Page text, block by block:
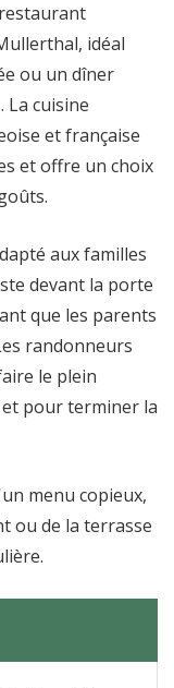
idéal
ou un dîner
La cuisine
et française
et offre un choix
aux familles
devant la porte
que les parents
randonneurs
le plein
pour terminer la
menu copieux,
ou de la terrasse